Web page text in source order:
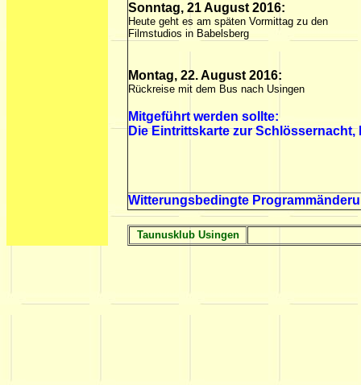
Sonntag, 21 August 2016:
Heute geht es am späten Vormittag zu den
Filmstudios in Babelsberg
Montag, 22. August 2016:
Rückreise mit dem Bus nach Usingen
Mitgeführt werden sollte:
Die Eintrittskarte zur Schlössernacht,
Witterungsbedingte
Taunusklub Usingen